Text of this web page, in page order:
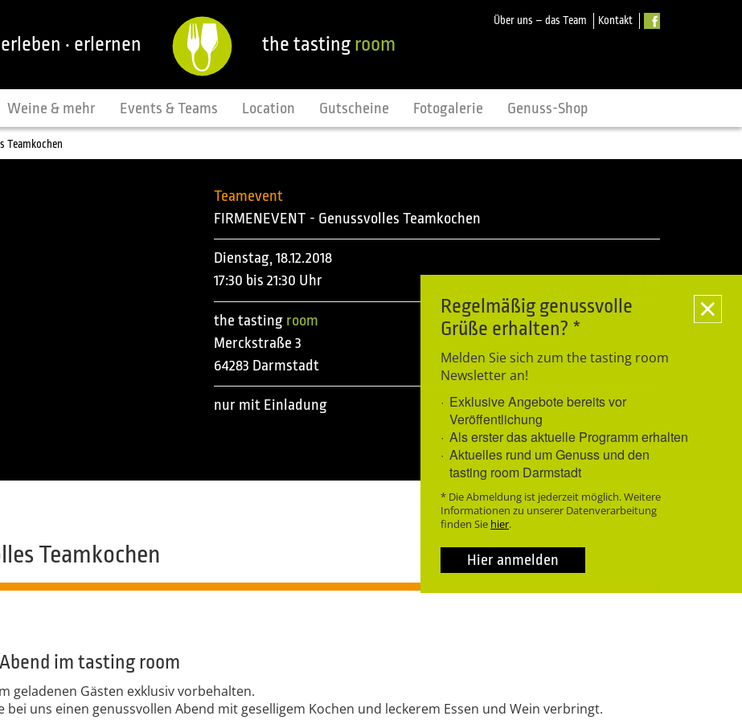
Über uns – das Team Kontakt
· erlernen the tastingroom
Weine & mehr Events & Teams Location Gutscheine Fotogalerie Genuss-Shop
Teamkochen
Teamevent
FIRMENEVENT - Genussvolles Teamkochen
Dienstag, 18.12.2018
17:30 bis 21:30 Uhr
the tasting room
Merckstraße 3
64283 Darmstadt
nur mit Einladung
Teamkochen
im tasting room
geladenen Gästen exklusiv vorbehalten.
uns einen genussvollen Abend mit geselligem Kochen und leckerem Essen und Wein verbringt.
Regelmäßig genussvolle
Grüße erhalten? *
Melden Sie sich zum the tasting room
Newsletter an!
Exklusive Angebote bereits vor
Veröffentlichung
Als erster das aktuelle Programm erhalten
Aktuelles rund um Genuss und den
tasting room Darmstadt
* Die Abmeldung ist jederzeit möglich. Weitere
Informationen zu unserer Datenverarbeitung
finden Sie hier.
Hier anmelden